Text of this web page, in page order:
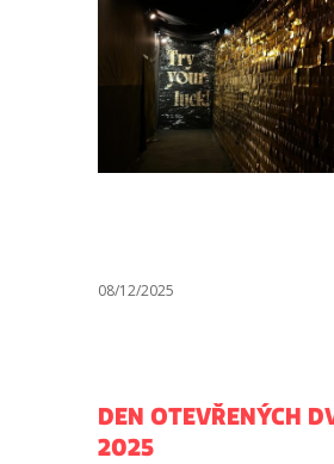
08/12/2025
DEN OTEVŘENÝCH
2025